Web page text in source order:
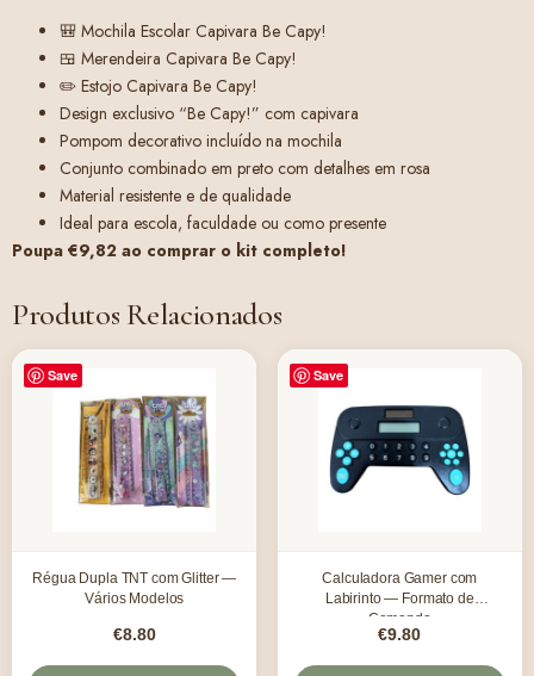
🎒 Mochila Escolar Capivara Be Capy!
🍱 Merendeira Capivara Be Capy!
✏️ Estojo Capivara Be Capy!
Design exclusivo “Be Capy!” com capivara
Pompom decorativo incluído na mochila
Conjunto combinado em preto com detalhes em rosa
Material resistente e de qualidade
Ideal para escola, faculdade ou como presente
Poupa €9,82 ao comprar o kit completo!
Produtos Relacionados
Save
Régua Dupla TNT com Glitter —
Vários Modelos
€8.80
Save
Calculadora Gamer com
Labirinto — Formato de
Comando
€9.80